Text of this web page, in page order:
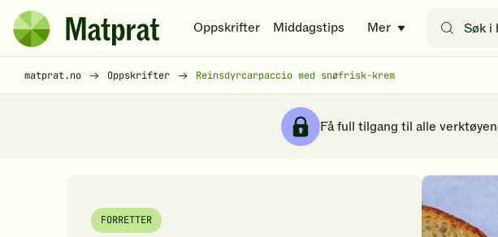
Hopp til hovedinnhold
Matprat
hjemmeside
Oppskrifter Middagstips Mer
etter
matprat.no Oppskrifter Reinsdyrcarpaccio med snøfrisk-krem
Få full tilgang til alle
FORRETTER